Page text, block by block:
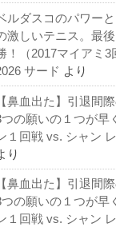
ルダスコのパワー
激しいテニス。最
！（2017マイアミ3
サード より
【鼻血出た】引退間
の願いの１つが早
１回戦 vs. シャン レ
り
【鼻血出た】引退間
の願いの１つが早
１回戦 vs. シャン レ